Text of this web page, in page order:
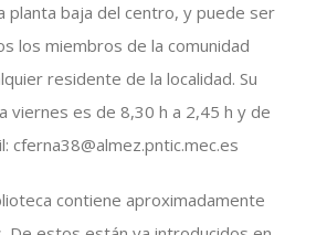
planta baja del centro, y puede ser
los miembros de la comunidad
residente de la localidad. Su
viernes es de 8,30 h a 2,45 h y de
cferna38@almez.pntic.mec.es
contiene aproximadamente